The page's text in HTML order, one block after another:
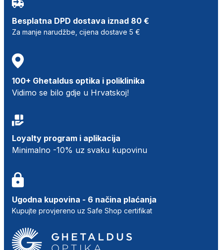
Besplatna DPD dostava iznad 80 €
Za manje narudžbe, cijena dostave 5 €
100+ Ghetaldus optika i poliklinika
Vidimo se bilo gdje u Hrvatskoj!
Loyalty program i aplikacija
Minimalno -10% uz svaku kupovinu
Ugodna kupovina - 6 načina plaćanja
Kupujte provjereno uz Safe Shop certifikat